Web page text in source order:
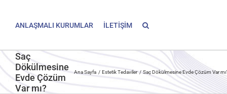
ANLAŞMALI KURUMLAR İLETİŞİM
Saç
Dökülmesine
Evde Çözüm
Var mı?
Ana Sayfa Estetik Tedaviler Saç Dökülmesine Evde Çözüm Var